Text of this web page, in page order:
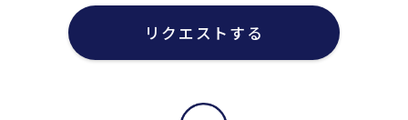
リクエストする